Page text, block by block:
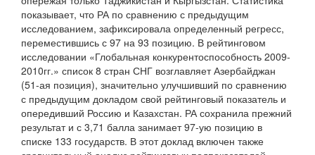
показывает, что РА по сравнению с предыдущим
исследованием, зафиксировала определенный регресс,
переместившись с 97 на 93 позицию. В рейтинговом
исследовании «Глобальная конкурентоспособность 2009-
2010гг.» список 8 стран СНГ возглавляет Азербайджан
(51-ая позиция), значительно улучшивший по сравнению
с предыдущим докладом свой рейтинговый показатель и
опередивший Россию и Казахстан. РА сохранила прежний
результат и с 3,71 балла занимает 97-ую позицию в
списке 133 государств. В этот доклад включен также